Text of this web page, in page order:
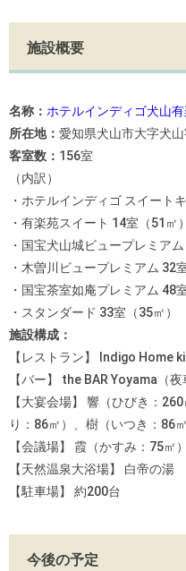
施設概要
名称： ホテルインディゴ犬山
所在地： 愛知県犬山市大字犬
客室数： 156室
（内訳）
・ホテルインディゴ スイート
・有楽苑スイート 14室（51㎡）
・国宝犬山城ビュープレミアム
・木曽川ビュープレミアム 32
・国宝茶室如庵プレミアム 48
・スタンダード 33室（35㎡）
施設構成：
【レストラン】 Indigo Home
【バー】 the BAR Yoyama（夜
【大宴会場】 響（ひびき：
り：86㎡）、樹（いつき：86㎡
【会議場】 霞（かすみ：75㎡）
【天然温泉大浴場】 白帝の湯
【駐車場】 約200台
今後の予定